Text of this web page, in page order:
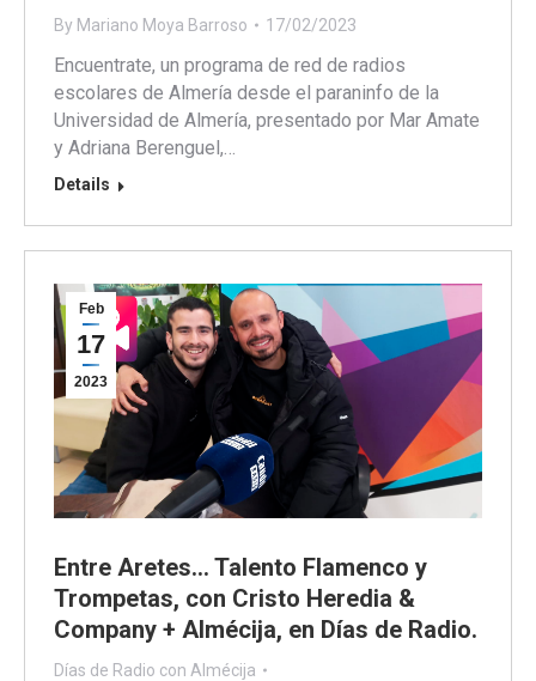
By Mariano Moya Barroso 17/02/2023
Encuentrate, un programa de red de radios
escolares de Almería desde el paraninfo de la
Universidad de Almería, presentado por Mar Amate
y Adriana Berenguel,…
Details
Feb
17
2023
Entre Aretes… Talento Flamenco y
Trompetas, con Cristo Heredia &
Company + Almécija, en Días de Radio.
Días de Radio con Almécija